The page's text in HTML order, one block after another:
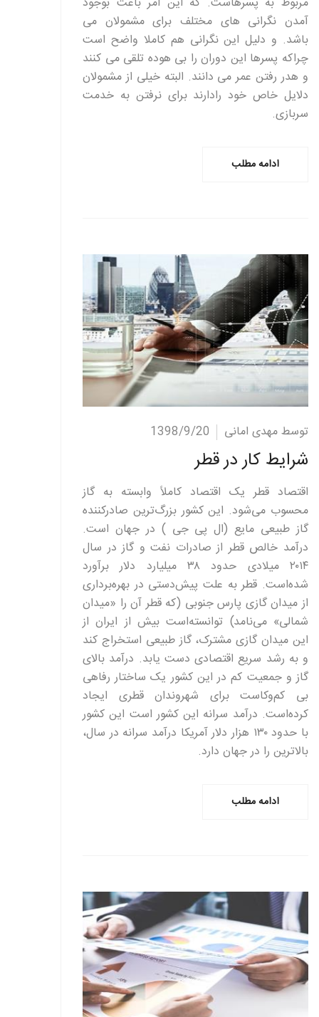
آمدن نگرانی های مختلف برای مشمولان می
باشد. و دلیل این نگرانی هم کاملا واضح است
چراکه پسرها این دوران را بی هوده تلقی می کنند
و هدر رفتن عمر می دانند. البته خیلی از مشمولان
دلایل خاص خود رادارند برای نرفتن به خدمت
سربازی.
ادامه مطلب
ادامه مطلب توسط مهدی امانی 1398/9/20
شرایط کار در قطر
اقتصاد قطر یک اقتصاد کاملاً وابسته به گاز
محسوب می‌شود. این کشور بزرگ‌ترین صادرکننده
گاز طبیعی مایع (ال پی جی ) در جهان است.
درآمد خالص قطر از صادرات نفت و گاز در سال
۲۰۱۴ میلادی حدود ۳۸ میلیارد دلار برآورد
شده‌است. قطر به علت پیش‌دستی در بهره‌برداری
از میدان گازی پارس جنوبی (که قطر آن را «میدان
شمالی» می‌نامد) توانسته‌است بیش از ایران از
این میدان گازی مشترک، گاز طبیعی استخراج کند
و به رشد سریع اقتصادی دست یابد. درآمد بالای
گاز و جمعیت کم در این کشور یک ساختار رفاهی
بی کم‌وکاست برای شهروندان قطری ایجاد
کرده‌است. درآمد سرانه این کشور است این کشور
با حدود ۱۳۰ هزار دلار آمریکا درآمد سرانه در سال،
بالاترین را در جهان دارد.
ادامه مطلب